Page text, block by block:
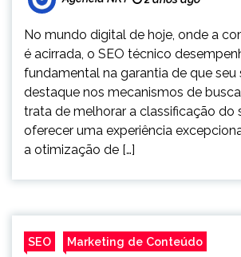
No mundo digital de hoje, onde a
é acirrada, o SEO técnico
fundamental na garantia de que seu
destaque nos mecanismos de
trata de melhorar a classificação do
oferecer uma experiência
a otimização de […]
SEO Marketing de Conteúdo